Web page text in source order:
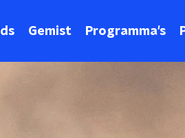
Gemist Programma's